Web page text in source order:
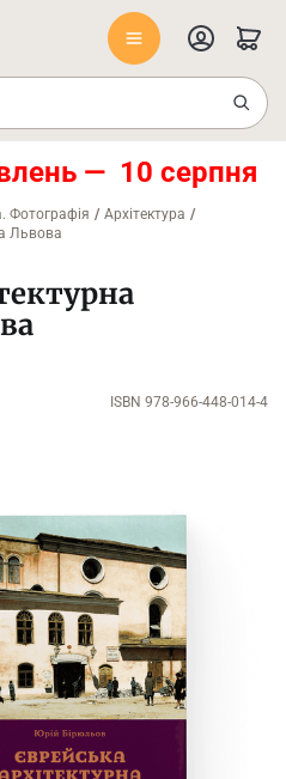
— 10 серпня
Фотографія / Архітектура /
Львова
ISBN 978-966-448-014-4